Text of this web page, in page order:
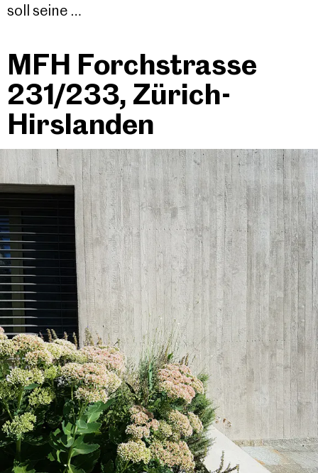
soll seine …
MFH Forchstrasse
231/233, Zürich-
Hirslanden